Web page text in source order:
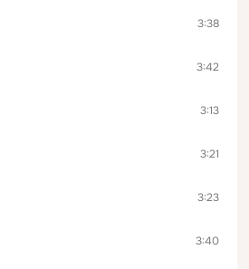
3:38
3:42
3:13
3:21
3:23
3:40